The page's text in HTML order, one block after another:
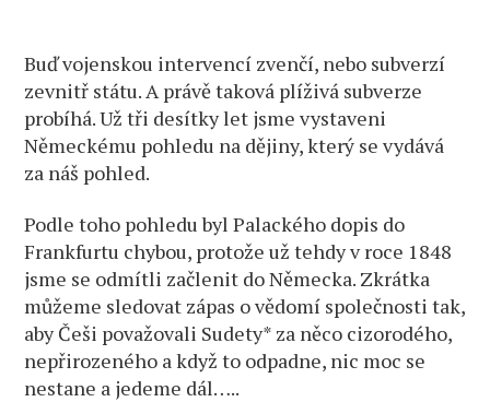
Buď vojenskou intervencí zvenčí, nebo subverzí
zevnitř státu. A právě taková plíživá subverze
probíhá. Už tři desítky let jsme vystaveni
Německému pohledu na dějiny, který se vydává
za náš pohled.
Podle toho pohledu byl Palackého dopis do
Frankfurtu chybou, protože už tehdy v roce 1848
jsme se odmítli začlenit do Německa. Zkrátka
můžeme sledovat zápas o vědomí společnosti tak,
aby Češi považovali Sudety* za něco cizorodého,
nepřirozeného a když to odpadne, nic moc se
nestane a jedeme dál…..